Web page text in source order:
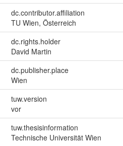
dc.contributor.affiliation
TU Wien, Österreich
dc.rights.holder
David Martin
dc.publisher.place
Wien
tuw.version
vor
tuw.thesisinformation
Technische Universität Wien